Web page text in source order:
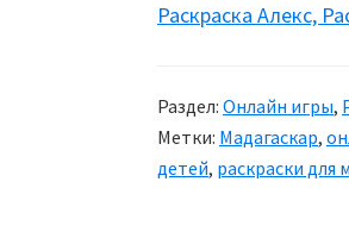
Раскраска Алекс,
Раздел: Онлайн игры,
Метки: Мадагаскар,
детей, раскраски для